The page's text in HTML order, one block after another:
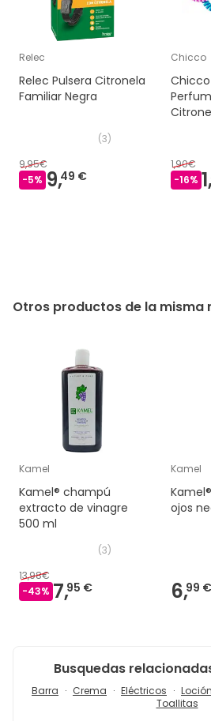
Relec
Relec Pulsera Citronela
Familiar Negra
(3)
9,95€
-5% 9,49 €
Chicco
Chicco
1,90€
-16%
Otros productos de la misma
Kamel
Kamel® champú
extracto de vinagre
500 ml
(3)
13,98€
-43% 7,95 €
Kamel
ojos
6,99 €
Busquedas
Barra Crema Eléctricos Loción
Toallitas